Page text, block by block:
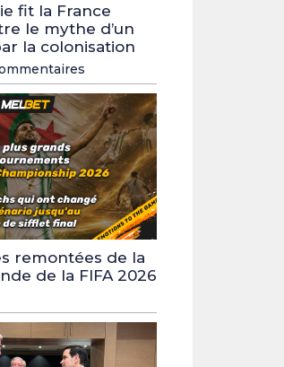
fit la France
le mythe d’un
la colonisation
remontées de la
de la FIFA 2026